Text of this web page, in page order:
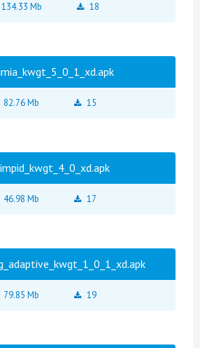
134.33 Mb 18
82.76 Mb 15
46.98 Mb 17
79.85 Mb 19